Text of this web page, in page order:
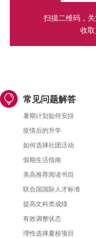
扫描二维码，
收
常见问题解答
暑期计划如何安排
疫情后的升学
如何选择社团活动
假期生活指南
美高推荐阅读书目
联合国国际人才标准
提高文科类成绩
有效调整状态
理性选择夏校项目